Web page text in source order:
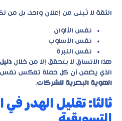
الثقة لا تُبنى من إعلان واحد، بل من
نفس الألوان
نفس الأسلوب
نفس النبرة
هذا الاتساق لا يتحقق إلا من خلال
الذي يضمن أن كل حملة تعكس نفس
الهوية البصرية للشركات.
ثالثًا: تقليل الهدر في
التسويقية